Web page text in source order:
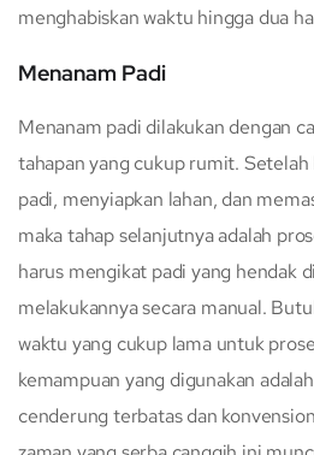
menghabiskan waktu hingga dua
Menanam Padi
Menanam padi dilakukan dengan
tahapan yang cukup rumit.
padi, menyiapkan lahan, dan
maka tahap selanjutnya adalah
harus mengikat padi yang hendak
melakukannya secara manual.
waktu yang cukup lama untuk
kemampuan yang digunakan
cenderung terbatas dan